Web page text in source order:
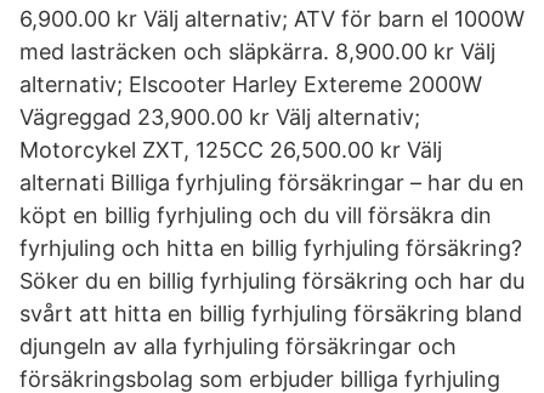
6,900.00 kr Välj alternativ; ATV för barn el 1000W
med lasträcken och släpkärra. 8,900.00 kr Välj
alternativ; Elscooter Harley Extereme 2000W
Vägreggad 23,900.00 kr Välj alternativ;
Motorcykel ZXT, 125CC 26,500.00 kr Välj
alternati Billiga fyrhjuling försäkringar – har du en
köpt en billig fyrhjuling och du vill försäkra din
fyrhjuling och hitta en billig fyrhjuling försäkring?
Söker du en billig fyrhjuling försäkring och har du
svårt att hitta en billig fyrhjuling försäkring bland
djungeln av alla fyrhjuling försäkringar och
försäkringsbolag som erbjuder billiga fyrhjuling